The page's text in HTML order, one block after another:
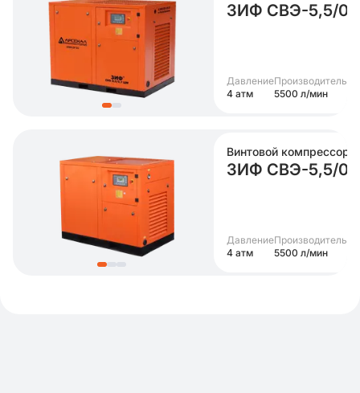
ЗИФ СВЭ-5,5/
Давление
4 атм
5500 л/мин
Винтовой компрессор
ЗИФ СВЭ-5,5/
Давление
4 атм
5500 л/мин